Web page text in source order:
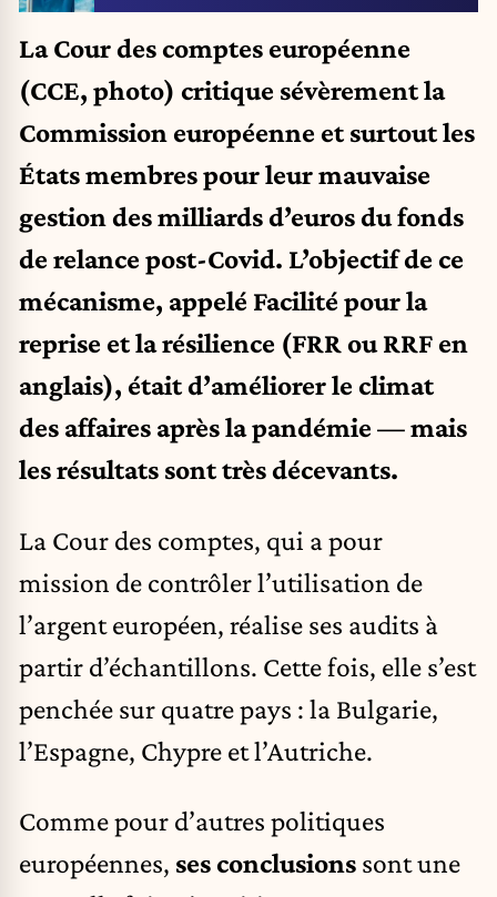
La Cour des comptes européenne
(CCE, photo) critique sévèrement la
Commission européenne et surtout les
États membres pour leur mauvaise
gestion des milliards d’euros du fonds
de relance post-Covid. L’objectif de ce
mécanisme, appelé Facilité pour la
reprise et la résilience (FRR ou RRF en
anglais), était d’améliorer le climat
des affaires après la pandémie — mais
les résultats sont très décevants.
La Cour des comptes, qui a pour
mission de contrôler l’utilisation de
l’argent européen, réalise ses audits à
partir d’échantillons. Cette fois, elle s’est
penchée sur quatre pays : la Bulgarie,
l’Espagne, Chypre et l’Autriche.
Comme pour d’autres politiques
européennes, ses conclusions sont une